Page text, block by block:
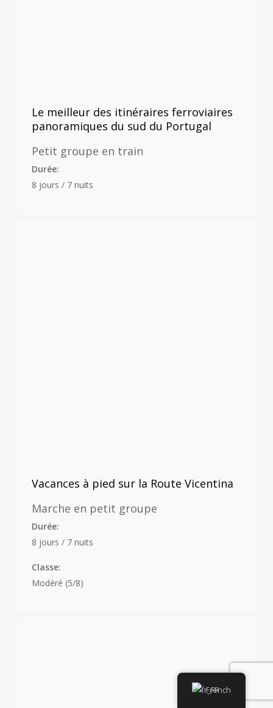
Le meilleur des itinéraires ferroviaires
panoramiques du sud du Portugal
Petit groupe en train
Durée:
8 jours / 7 nuits
Vacances à pied sur la Route Vicentina
Marche en petit groupe
Durée:
8 jours / 7 nuits
Classe:
Modéré (5/8)
French